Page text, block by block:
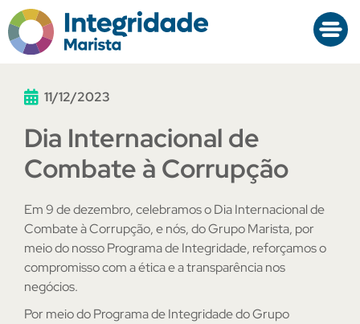
11/12/2023
Dia Internacional de
Combate à Corrupção
Em 9 de dezembro, celebramos o Dia Internacional de
Combate à Corrupção, e nós, do Grupo Marista, por
meio do nosso Programa de Integridade, reforçamos o
compromisso com a ética e a transparência nos
negócios.
Por meio do Programa de Integridade do Grupo